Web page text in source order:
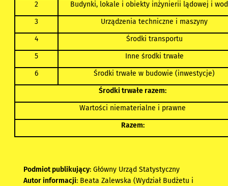
2
Budynki, lokale i obiekty inżynierii lądowej i
3
Urządzenia techniczne i maszyny
4
Środki transportu
5
Inne środki trwałe
6
Środki trwałe w budowie (inwestycje)
Środki trwałe razem:
Wartości niematerialne i prawne
Razem:
Podmiot publikujący: Główny Urząd Statystyczny
Autor informacji: Beata Zalewska (Wydział Budżetu i